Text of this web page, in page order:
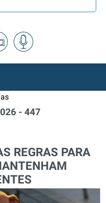
- 447
REGRAS PARA